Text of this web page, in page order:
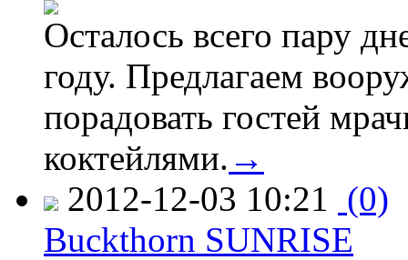
Осталось всего пару
году. Предлагаем
порадовать гостей
коктейлями. →
2012-12-03 10:21 (0)
Buckthorn SUNRISE